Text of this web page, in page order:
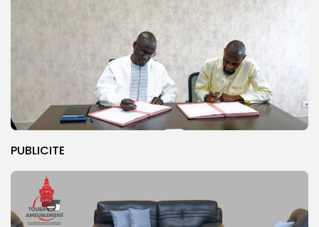
PUBLICITE